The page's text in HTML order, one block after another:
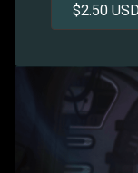
$2.50 USD